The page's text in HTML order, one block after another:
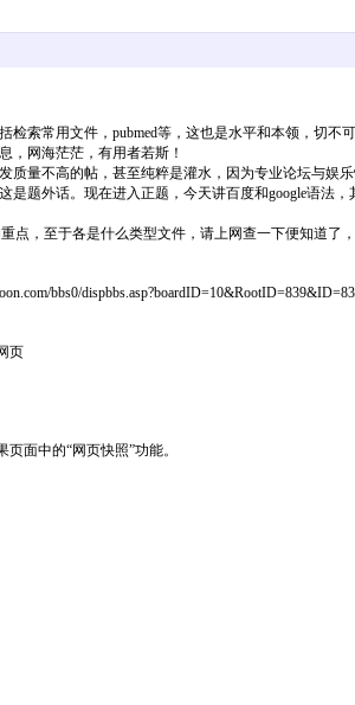
索常用文件，pubmed等，这也是水平和本领，切不
，网海茫茫，有用者若斯！
量不高的帖，甚至纯粹是灌水，因为专业论坛与娱
题外话。现在进入正题，今天讲百度和google语法
，至于各是什么类型文件，请上网查一下便知道了，
bbs0/
页
面中的“网页快照”功能。